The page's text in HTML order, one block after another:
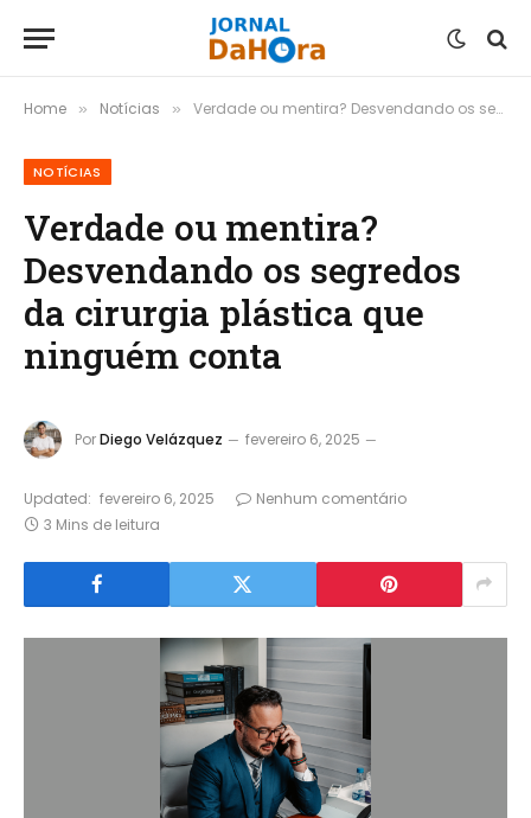
Home » Notícias » Verdade ou mentira? Desvendando os segredos da cirurgia plástica que ninguém conta
NOTÍCIAS
Verdade ou mentira?
Desvendando os segredos
da cirurgia plástica que
ninguém conta
PorDiego Velázquez fevereiro 6, 2025
Updated: fevereiro 6, 2025
Nenhum comentário
3 Mins de leitura